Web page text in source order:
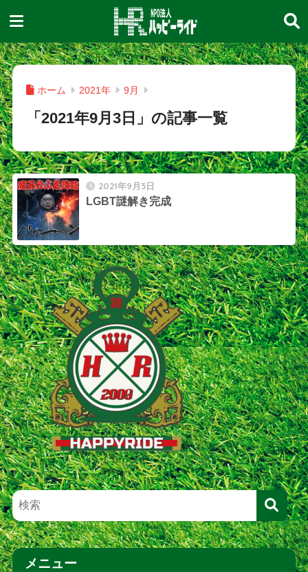
ホーム 2021年 9月
「2021年9月3日」の記事一覧
2021年9月3日
LGBT謎解き完成
メニュー